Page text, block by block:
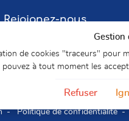
Rejoignez-nous
Politique de confidentialité
Gestion
de cookies "traceurs" pour
pouvez à tout moment les
Refuser